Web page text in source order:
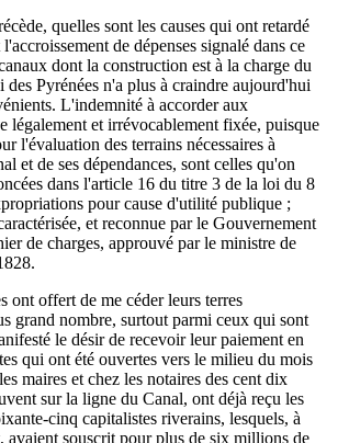
quelles sont les causes qui ont retardé
de dépenses signalé dans ce
dont la construction est à la charge du
Pyrénées n'a plus à craindre aujourd'hui
L'indemnité à accorder aux
légalement et irrévocablement fixée, puisque
l'évaluation des terrains nécessaires à
et de ses dépendances, sont celles qu'on
dans l'article 16 du titre 3 de la loi du 8
pour cause d'utilité publique ;
et reconnue par le Gouvernement
de charges, approuvé par le ministre de
ont offert de me céder leurs terres
grand nombre, surtout parmi ceux qui sont
le désir de recevoir leur paiement en
qui ont été ouvertes vers le milieu du mois
maires et chez les notaires des cent dix
sur la ligne du Canal, ont déjà reçu les
cinq capitalistes riverains, lesquels, à
avaient souscrit pour plus de six millions de